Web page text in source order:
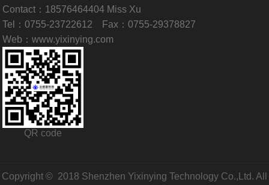
Contact：18576464404 Miss Xu
Tel：0755-23722612 Fax：0755-29378827
Web：www.yixinying.com
QR code
Copyright © 2018 Shenzhen Yixinying Technology Co.,Ltd. All